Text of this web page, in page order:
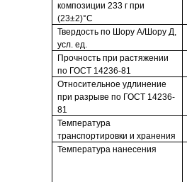
композиции 233 г при
(23±2)°С
Твердость по Шору А/Шору Д,
усл. ед.
Прочность при растяжении
по ГОСТ 14236-81
Относительное удлинение
при разрыве по ГОСТ 14236-
81
Температура
транспортировки и хранения
Температура нанесения